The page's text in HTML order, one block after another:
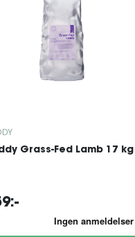
Grass-Fed Lamb 17 kg